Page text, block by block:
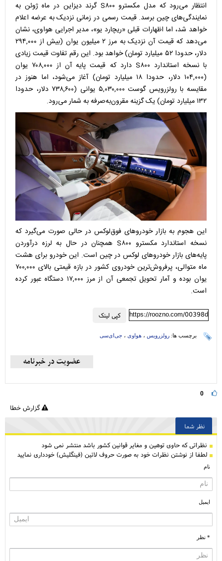
انتظار می‌رود که مدل مکسترو S۸۰۰ گرند دیزاین در ماه ژوئن به
نمایندگی‌های چین برسد. قیمت رسمی در زمانی نزدیک به عرضه اعلام
خواهد شد، اما اظهارات قبلی «ریچارد یو»، مدیر اجرایی هواوی، نشان
می‌دهد که قیمت آن نزدیک به مرز ۲ میلیون یوان (بیش از ۲۹۴,۰۰۰
دلار، حدودا ۵۲ میلیارد تومان) خواهد بود. این رقم تفاوت قیمت زیادی
با نسخه استاندارد S۸۰۰ دارد که قیمت پایه آن از ۷۰۸,۰۰۰ یوان
(۱۰۴,۰۰۰ دلار، حدودا ۱۸ میلیارد تومان) آغاز می‌شود، اما هنوز در
مقایسه با رولزرویس گوست ۵,۰۳۰,۰۰۰ یوانی (۷۳۸,۶۰۰ دلار، حدودا
۱۳۲ میلیارد تومان) یک گزینه مقرون‌به‌صرفه به شمار می‌رود.
این هجوم به بازار خودروهای فوق‌لوکس در حالی صورت می‌گیرد که
نسخه استاندارد مکسترو S۸۰۰ همچنان در حال به لرزه درآوردن
پایه‌های بازار خودروهای لوکس در چین است. این خودرو برای هشت
ماه متوالی، پرفروش‌ترین خودروی کشور در بازه قیمتی بالای ۷۰۰,۰۰۰
یوان بوده و آمار تحویل تجمعی آن از مرز ۱۷,۰۰۰ دستگاه عبور کرده
است.
کپی لینک https://roozno.com/00398d
برچسب ها: رولزرویس ، هواوی ، جی‌ای‌سی
0
گزارش خطا
نظر شما
نظراتی كه حاوی توهین و مغایر قوانین کشور باشد منتشر نمی شود
لطفا از نوشتن نظرات خود به صورت حروف لاتین (فینگلیش) خودداری نمایید
نام
ایمیل
* نظر